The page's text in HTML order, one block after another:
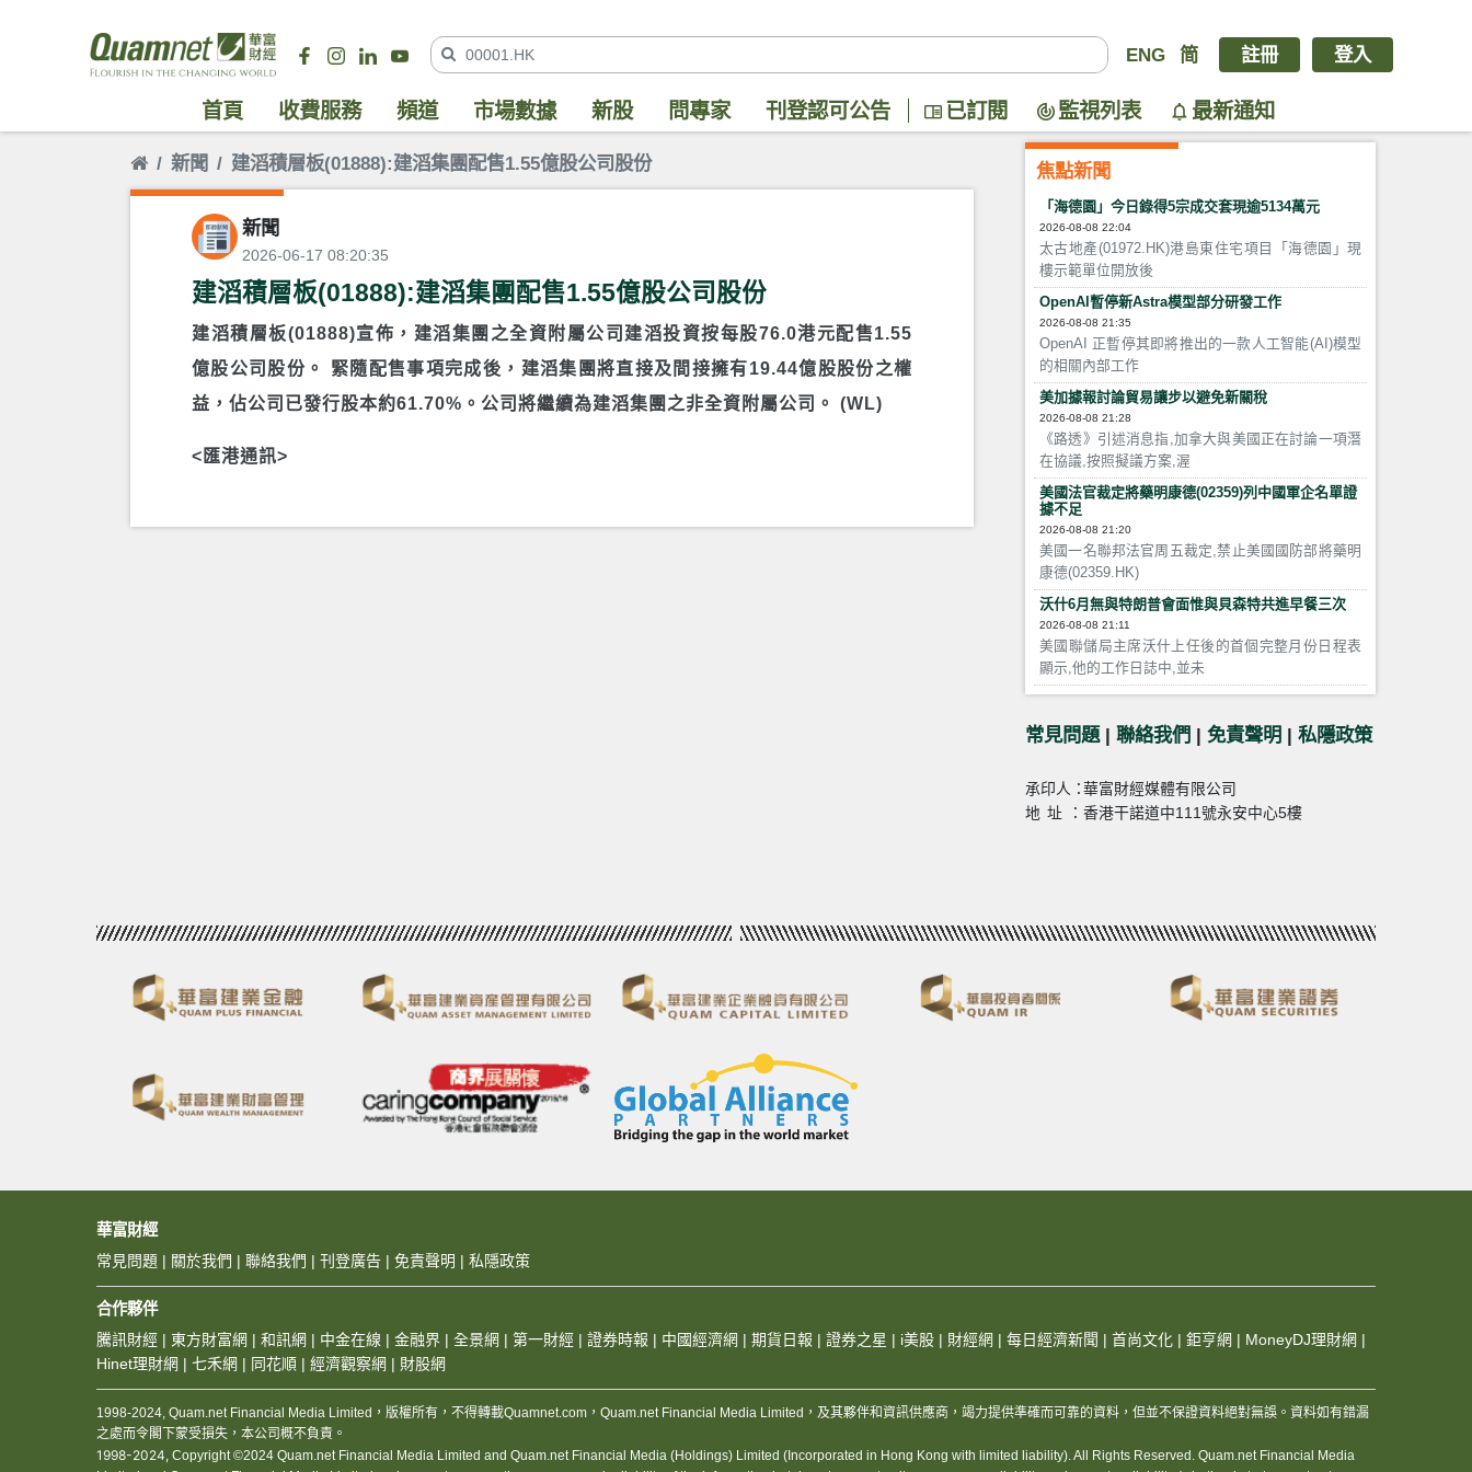
ENG 简 註冊 登入
首頁 收費服務 頻道 市場數據 新股 問專家 刊登認可公告 已訂閱 監視列表 最新通知
新聞 建滔積層板(01888):建滔集團配售1.55億股公司股份
新聞
2026-06-17 08:20:35
建滔積層板(01888):建滔集團配售1.55億股公司股份
建滔積層板(01888)宣佈，建滔集團之全資附屬公司建滔投資按每股76.0港元配售1.55
億股公司股份。 緊隨配售事項完成後，建滔集團將直接及間接擁有19.44億股股份之權
益，佔公司已發行股本約61.70%。公司將繼續為建滔集團之非全資附屬公司。 (WL)
<匯港通訊>
焦點新聞
「海德園」今日錄得5宗成交套現逾5134萬元
2026-08-08 22:04
太古地產(01972.HK)港島東住宅項目「海德園」現
樓示範單位開放後
OpenAI暫停新Astra模型部分研發工作
2026-08-08 21:35
OpenAI 正暫停其即將推出的一款人工智能(AI)模型
的相關內部工作
美加據報討論貿易讓步以避免新關稅
2026-08-08 21:28
《路透》引述消息指,加拿大與美國正在討論一項潛
在協議,按照擬議方案,渥
美國法官裁定將藥明康德(02359)列中國軍企名單證
據不足
2026-08-08 21:20
美國一名聯邦法官周五裁定,禁止美國國防部將藥明
康德(02359.HK)
沃什6月無與特朗普會面惟與貝森特共進早餐三次
2026-08-08 21:11
美國聯儲局主席沃什上任後的首個完整月份日程表
顯示,他的工作日誌中,並未
常見問題 | 聯絡我們 | 免責聲明 | 私隱政策
承印人：華富財經媒體有限公司
地址：香港干諾道中111號永安中心5樓
華富財經
常見問題 | 關於我們 | 聯絡我們 | 刊登廣告 | 免責聲明 | 私隱政策
合作夥伴
騰訊財經 | 東方財富網 | 和訊網 | 中金在線 | 金融界 | 全景網 | 第一財經 | 證券時報 | 中國經濟網 | 期貨日報 | 證券之星 | i美股 | 財經網 | 每日經濟新聞 | 首尚文化 | 鉅亨網 | MoneyDJ理財網 |
Hinet理財網 | 七禾網 | 同花順 | 經濟觀察網 | 財股網
1998-2024, Quam.net Financial Media Limited，版權所有，不得轉載Quamnet.com，Quam.net Financial Media Limited，及其夥伴和資訊供應商，竭力提供準確而可靠的資料，但並不保證資料絕對無誤。資料如有錯漏
之處而令閣下蒙受損失，本公司概不負責。
1998-2024, Copyright ©2024 Quam.net Financial Media Limited and Quam.net Financial Media (Holdings) Limited (Incorporated in Hong Kong with limited liability). All Rights Reserved. Quam.net Financial Media